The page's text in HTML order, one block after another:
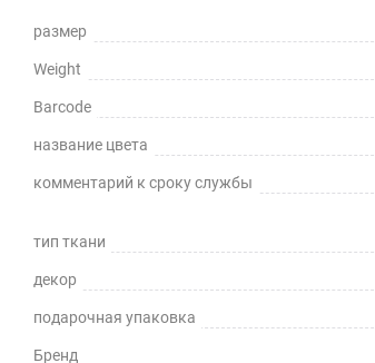
Легко мыть и протирать
Защита поверхности стола от
Не скрывает натуральный цвет
Долговечно
размер
Weight
Barcode
название цвета
комментарий к сроку службы
тип ткани
декор
подарочная упаковка
Бренд